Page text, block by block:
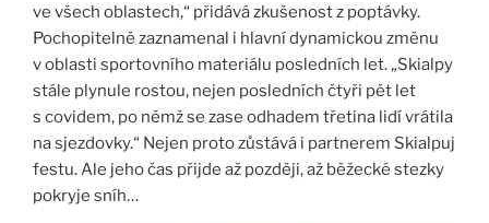
ve všech oblastech,“ přidává zkušenost z poptávky.
Pochopitelně zaznamenal i hlavní dynamickou změnu
v oblasti sportovního materiálu posledních let. „Skialpy
stále plynule rostou, nejen posledních čtyři pět let
s covidem, po němž se zase odhadem třetina lidí vrátila
na sjezdovky.“ Nejen proto zůstává i partnerem Skialpuj
festu. Ale jeho čas přijde až později, až běžecké stezky
pokryje sníh…